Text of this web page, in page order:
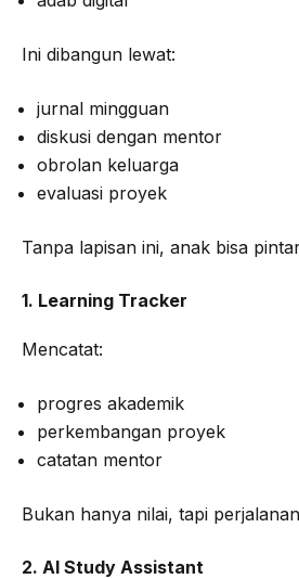
Ini dibangun lewat:
jurnal mingguan
diskusi dengan mentor
obrolan keluarga
evaluasi proyek
Tanpa lapisan ini, anak bisa
1. Learning Tracker
Mencatat:
progres akademik
perkembangan proyek
catatan mentor
Bukan hanya nilai, tapi
2. AI Study Assistant